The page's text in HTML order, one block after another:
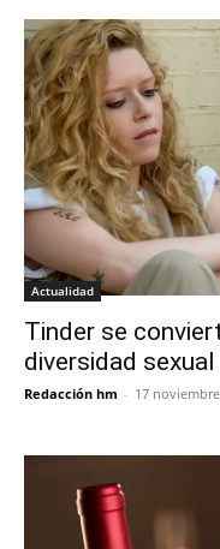
Actualidad
Tinder se
diversidad sexual
Redacción hm - 17